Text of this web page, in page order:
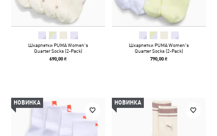
Шкарпетки PUMA Women's
Quarter Socks (2-Pack)
690,00 ₴
Шкарпетки PUMA Women's
Quarter Socks (2-Pack)
790,00 ₴
НОВИНКА НОВИНКА